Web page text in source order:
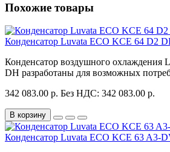
Похожие товары
Конденсатор Luvata ECO KCE 64 D2
Конденсатор воздушного охлаждения
DH разработаны для возможных
342 083.00 р. Без НДС: 342 083.00 р.
В корзину
Конденсатор Luvata ECO KCE 63 A3-